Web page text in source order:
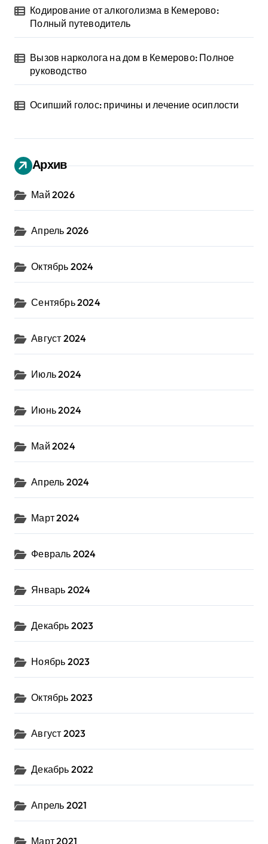
Кодирование от алкоголизма в Кемерово:
Полный путеводитель
Вызов нарколога на дом в Кемерово: Полное
руководство
Осипший голос: причины и лечение осиплости
Архив
Май 2026
Апрель 2026
Октябрь 2024
Сентябрь 2024
Август 2024
Июль 2024
Июнь 2024
Май 2024
Апрель 2024
Март 2024
Февраль 2024
Январь 2024
Декабрь 2023
Ноябрь 2023
Октябрь 2023
Август 2023
Декабрь 2022
Апрель 2021
Март 2021